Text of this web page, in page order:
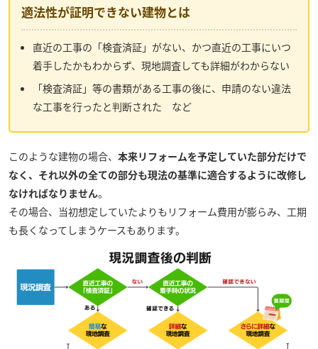
適法性が証明できない建物とは
直近の工事の「検査済証」がない、かつ直近の工事にいつ
着手したかもわからず、現地調査しても詳細がわからない
「検査済証」等の書類がある工事の後に、申請のない違法
な工事を行ったと判断された など
このような建物の場合、 本来リフォームを予定していた部分だけで
なく、それ以外の全ての部分も現法の基準に適合するように改修し
なければなりません。
その場合、当初想定していたよりもリフォーム費用が膨らみ、工期
も長くなってしまうケースもあります。